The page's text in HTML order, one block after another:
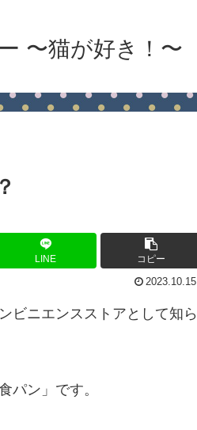
〜猫が好き！〜
LINE コピー
2023.10.15
ビニエンスストアとして知ら
パン」です。